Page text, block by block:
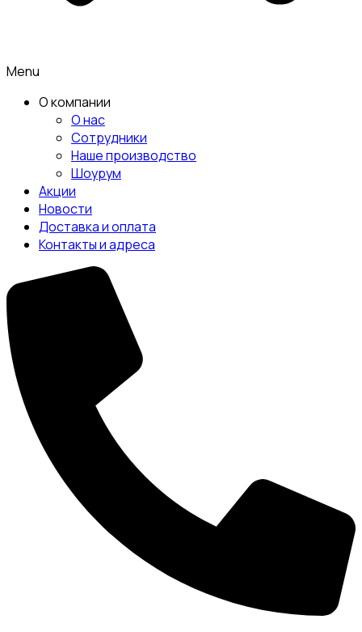
Menu
О компании
О нас
Сотрудники
Наше производство
Шоурум
Акции
Новости
Доставка и оплата
Контакты и адреса